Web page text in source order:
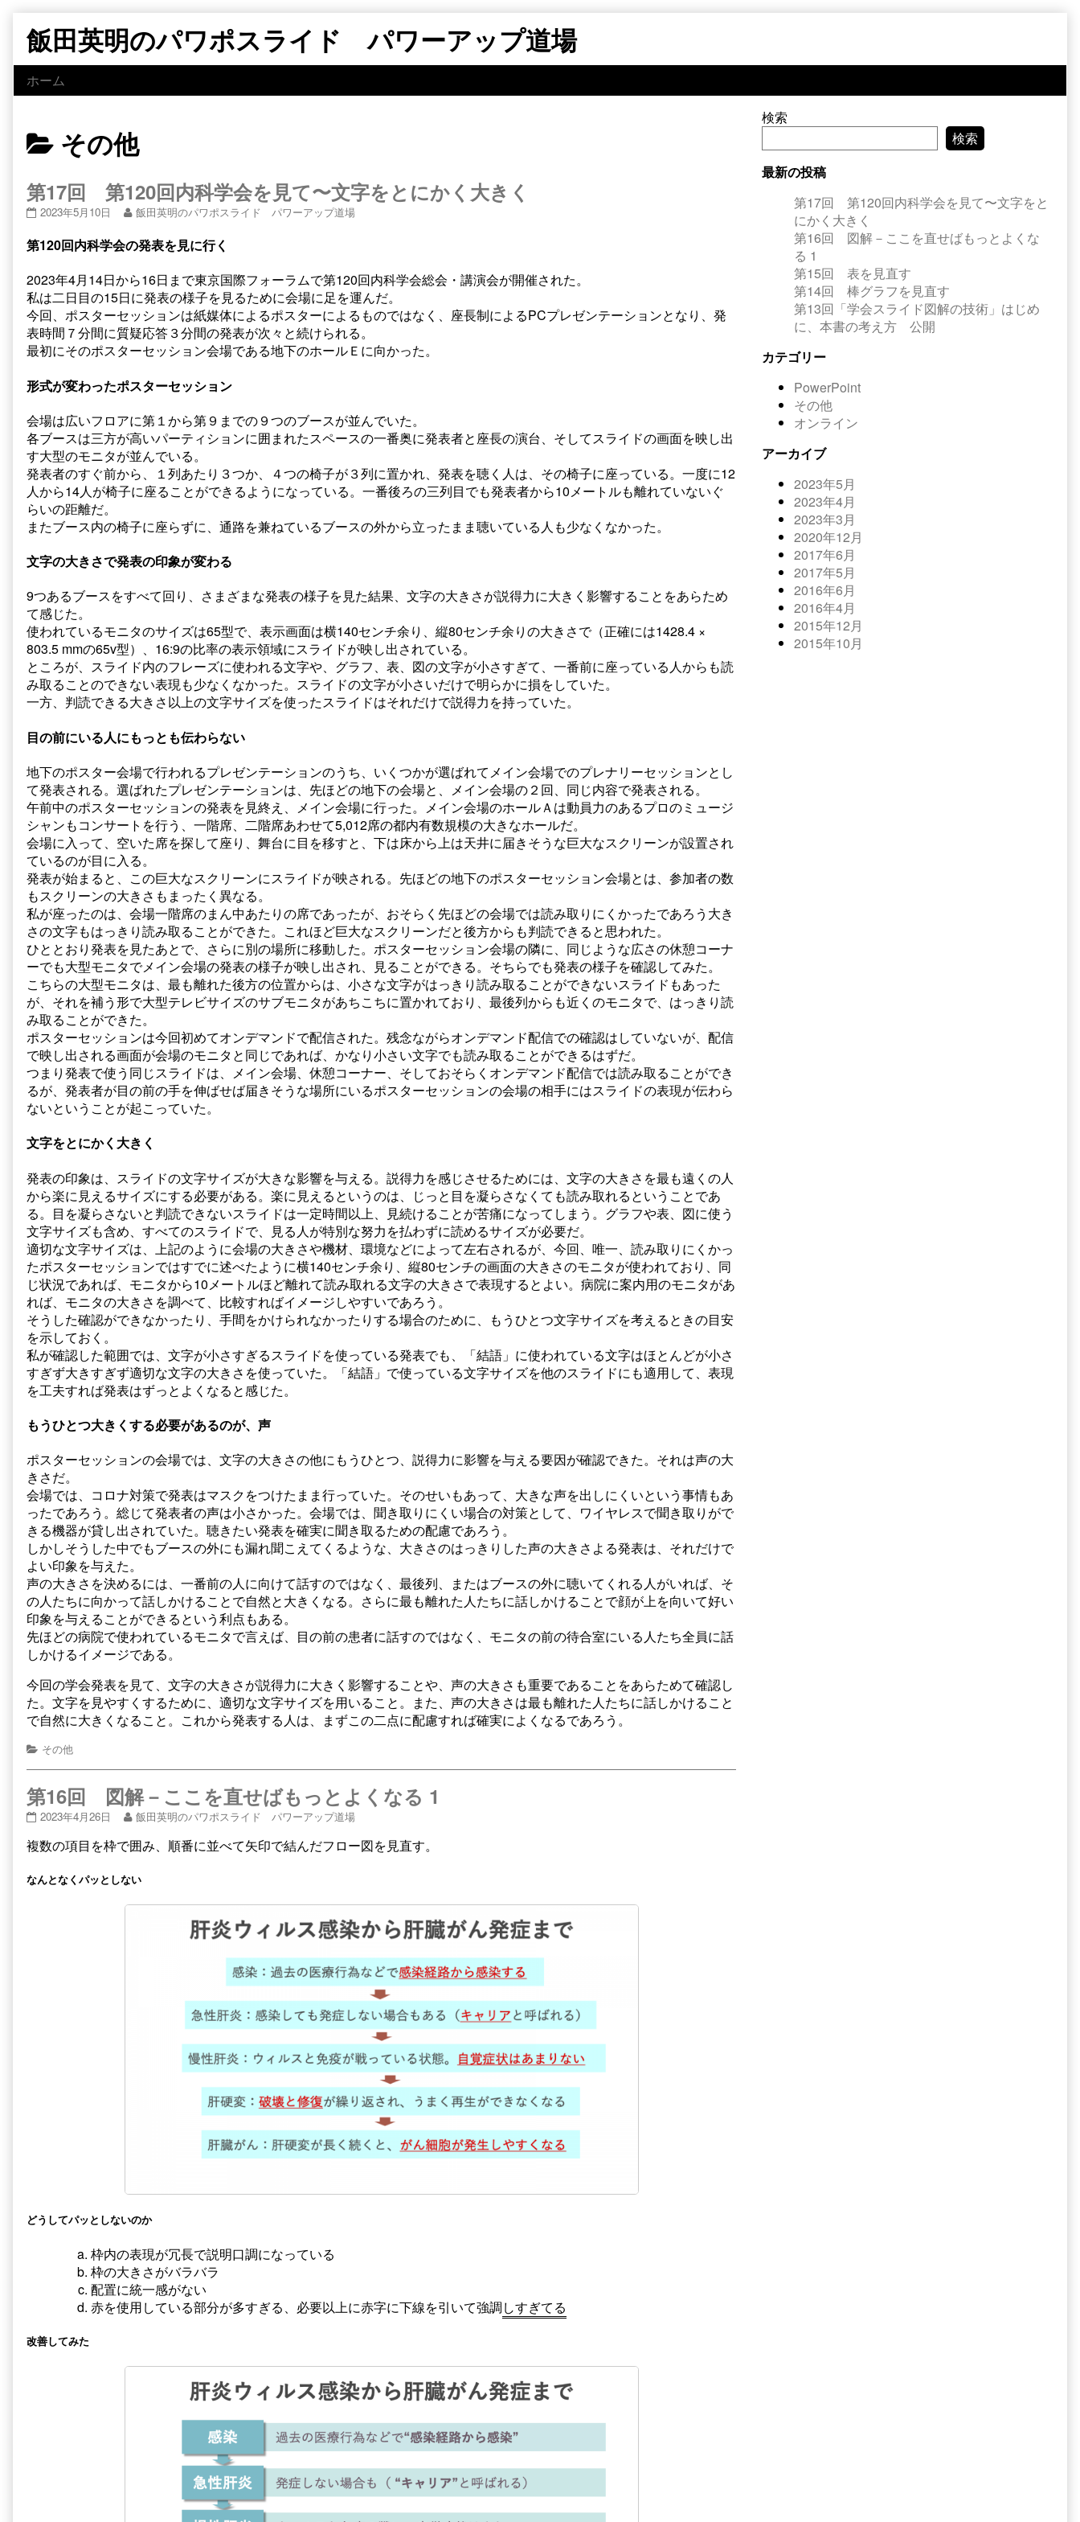
content
飯田英明のパワポスライド パワーアップ道場
ホーム
Posts
categoriezed
as
その他
第17回 第120回内科学会を見て〜文字をとにかく大きく
第
回
第
回
内
科
学
会
を
て〜
字
を
と
に
か
く
大
き
く
on
2023年5月10日
Read
posts
by
author
of
第
17
回
第
回
科
学
会
を
見
て〜
文
を
に
か
大
く,
飯田英明のパワポスライド パワーアップ道場
第120回内科学会の発表を見に行く
2023年4月14日から16日まで東京国際フォーラムで第120回内科学会総会・講演会が開催された。
私は二日目の15日に発表の様子を見るために会場に足を運んだ。
今回、ポスターセッションは紙媒体によるポスターによるものではなく、座長制によるPCプレゼンテーションとなり、発
表時間７分間に質疑応答３分間の発表が次々と続けられる。
最初にそのポスターセッション会場である地下のホールＥに向かった。
形式が変わったポスターセッション
会場は広いフロアに第１から第９までの９つのブースが並んでいた。
各ブースは三方が高いパーティションに囲まれたスペースの一番奥に発表者と座長の演台、そしてスライドの画面を映し出
す大型のモニタが並んでいる。
発表者のすぐ前から、１列あたり３つか、４つの椅子が３列に置かれ、発表を聴く人は、その椅子に座っている。一度に12
人から14人が椅子に座ることができるようになっている。一番後ろの三列目でも発表者から10メートルも離れていないぐ
らいの距離だ。
またブース内の椅子に座らずに、通路を兼ねているブースの外から立ったまま聴いている人も少なくなかった。
文字の大きさで発表の印象が変わる
9つあるブースをすべて回り、さまざまな発表の様子を見た結果、文字の大きさが説得力に大きく影響することをあらため
て感じた。
使われているモニタのサイズは65型で、表示画面は横140センチ余り、縦80センチ余りの大きさで（正確には1428.4 ×
803.5 mmの65v型）、16:9の比率の表示領域にスライドが映し出されている。
ところが、スライド内のフレーズに使われる文字や、グラフ、表、図の文字が小さすぎて、一番前に座っている人からも読
み取ることのできない表現も少なくなかった。スライドの文字が小さいだけで明らかに損をしていた。
一方、判読できる大きさ以上の文字サイズを使ったスライドはそれだけで説得力を持っていた。
目の前にいる人にもっとも伝わらない
地下のポスター会場で行われるプレゼンテーションのうち、いくつかが選ばれてメイン会場でのプレナリーセッションとし
て発表される。選ばれたプレゼンテーションは、先ほどの地下の会場と、メイン会場の２回、同じ内容で発表される。
午前中のポスターセッションの発表を見終え、メイン会場に行った。メイン会場のホールＡは動員力のあるプロのミュージ
シャンもコンサートを行う、一階席、二階席あわせて5,012席の都内有数規模の大きなホールだ。
会場に入って、空いた席を探して座り、舞台に目を移すと、下は床から上は天井に届きそうな巨大なスクリーンが設置され
ているのが目に入る。
発表が始まると、この巨大なスクリーンにスライドが映される。先ほどの地下のポスターセッション会場とは、参加者の数
もスクリーンの大きさもまったく異なる。
私が座ったのは、会場一階席のまん中あたりの席であったが、おそらく先ほどの会場では読み取りにくかったであろう大き
さの文字もはっきり読み取ることができた。これほど巨大なスクリーンだと後方からも判読できると思われた。
ひととおり発表を見たあとで、さらに別の場所に移動した。ポスターセッション会場の隣に、同じような広さの休憩コーナ
ーでも大型モニタでメイン会場の発表の様子が映し出され、見ることができる。そちらでも発表の様子を確認してみた。
こちらの大型モニタは、最も離れた後方の位置からは、小さな文字がはっきり読み取ることができないスライドもあった
が、それを補う形で大型テレビサイズのサブモニタがあちこちに置かれており、最後列からも近くのモニタで、はっきり読
み取ることができた。
ポスターセッションは今回初めてオンデマンドで配信された。残念ながらオンデマンド配信での確認はしていないが、配信
で映し出される画面が会場のモニタと同じであれば、かなり小さい文字でも読み取ることができるはずだ。
つまり発表で使う同じスライドは、メイン会場、休憩コーナー、そしておそらくオンデマンド配信では読み取ることができ
るが、発表者が目の前の手を伸ばせば届きそうな場所にいるポスターセッションの会場の相手にはスライドの表現が伝わら
ないということが起こっていた。
文字をとにかく大きく
発表の印象は、スライドの文字サイズが大きな影響を与える。説得力を感じさせるためには、文字の大きさを最も遠くの人
から楽に見えるサイズにする必要がある。楽に見えるというのは、じっと目を凝らさなくても読み取れるということであ
る。目を凝らさないと判読できないスライドは一定時間以上、見続けることが苦痛になってしまう。グラフや表、図に使う
文字サイズも含め、すべてのスライドで、見る人が特別な努力を払わずに読めるサイズが必要だ。
適切な文字サイズは、上記のように会場の大きさや機材、環境などによって左右されるが、今回、唯一、読み取りにくかっ
たポスターセッションではすでに述べたように横140センチ余り、縦80センチの画面の大きさのモニタが使われており、同
じ状況であれば、モニタから10メートルほど離れて読み取れる文字の大きさで表現するとよい。病院に案内用のモニタがあ
れば、モニタの大きさを調べて、比較すればイメージしやすいであろう。
そうした確認ができなかったり、手間をかけられなかったりする場合のために、もうひとつ文字サイズを考えるときの目安
を示しておく。
私が確認した範囲では、文字が小さすぎるスライドを使っている発表でも、「結語」に使われている文字はほとんどが小さ
すぎず大きすぎず適切な文字の大きさを使っていた。「結語」で使っている文字サイズを他のスライドにも適用して、表現
を工夫すれば発表はずっとよくなると感じた。
もうひとつ大きくする必要があるのが、声
ポスターセッションの会場では、文字の大きさの他にもうひとつ、説得力に影響を与える要因が確認できた。それは声の大
きさだ。
会場では、コロナ対策で発表はマスクをつけたまま行っていた。そのせいもあって、大きな声を出しにくいという事情もあ
ったであろう。総じて発表者の声は小さかった。会場では、聞き取りにくい場合の対策として、ワイヤレスで聞き取りがで
きる機器が貸し出されていた。聴きたい発表を確実に聞き取るための配慮であろう。
しかしそうした中でもブースの外にも漏れ聞こえてくるような、大きさのはっきりした声の大きさよる発表は、それだけで
よい印象を与えた。
声の大きさを決めるには、一番前の人に向けて話すのではなく、最後列、またはブースの外に聴いてくれる人がいれば、そ
の人たちに向かって話しかけることで自然と大きくなる。さらに最も離れた人たちに話しかけることで顔が上を向いて好い
印象を与えることができるという利点もある。
先ほどの病院で使われているモニタで言えば、目の前の患者に話すのではなく、モニタの前の待合室にいる人たち全員に話
しかけるイメージである。
今回の学会発表を見て、文字の大きさが説得力に大きく影響することや、声の大きさも重要であることをあらためて確認し
た。文字を見やすくするために、適切な文字サイズを用いること。また、声の大きさは最も離れた人たちに話しかけること
で自然に大きくなること。これから発表する人は、まずこの二点に配慮すれば確実によくなるであろう。
Categories
その他
第16回 図解－ここを直せばもっとよくなる 1
第
回
解
－
2023年4月26日
Read
posts
the
author
of
1,
飯田英明のパワポスライド パワーアップ道場
複数の項目を枠で囲み、順番に並べて矢印で結んだフロー図を見直す。
なんとなくパッとしない
どうしてパッとしないのか
枠内の表現が冗長で説明口調になっている
枠の大きさがバラバラ
配置に統一感がない
赤を使用している部分が多すぎる、必要以上に赤字に下線を引いて強調しすぎてる
改善してみた
Primary
Sidebar
検索
検索
最新の投稿
第17回 第120回内科学会を見て〜文字をと
にかく大きく
第16回 図解－ここを直せばもっとよくな
る 1
第15回 表を見直す
第14回 棒グラフを見直す
第13回「学会スライド図解の技術」はじめ
に、本書の考え方 公開
カテゴリー
PowerPoint
その他
オンライン
アーカイブ
2023年5月
2023年4月
2023年3月
2020年12月
2017年6月
2017年5月
2016年6月
2016年4月
2015年12月
2015年10月